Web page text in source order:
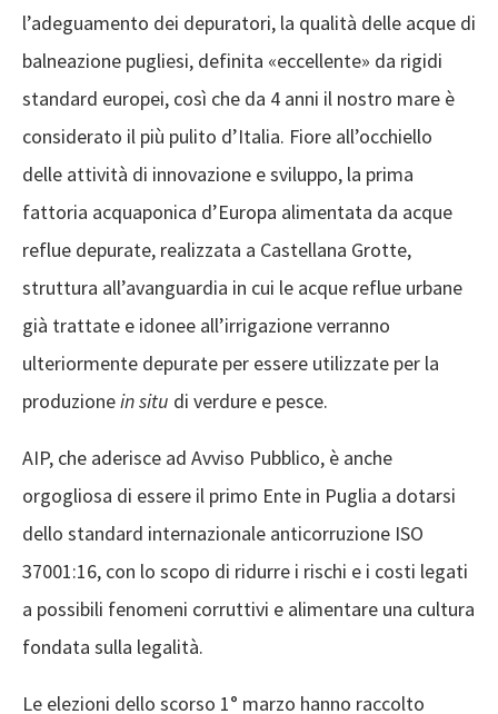
l’adeguamento dei depuratori, la qualità delle acque di
balneazione pugliesi, definita «eccellente» da rigidi
standard europei, così che da 4 anni il nostro mare è
considerato il più pulito d’Italia. Fiore all’occhiello
delle attività di innovazione e sviluppo, la prima
fattoria acquaponica d’Europa alimentata da acque
reflue depurate, realizzata a Castellana Grotte,
struttura all’avanguardia in cui le acque reflue urbane
già trattate e idonee all’irrigazione verranno
ulteriormente depurate per essere utilizzate per la
produzionein situ di verdure e pesce.
AIP, che aderisce ad Avviso Pubblico, è anche
orgogliosa di essere il primo Ente in Puglia a dotarsi
dello standard internazionale anticorruzione ISO
37001:16, con lo scopo di ridurre i rischi e i costi legati
a possibili fenomeni corruttivi e alimentare una cultura
fondata sulla legalità.
Le elezioni dello scorso 1° marzo hanno raccolto